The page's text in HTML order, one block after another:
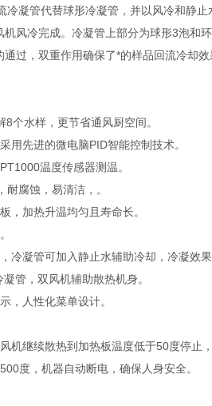
凝管代替球形冷凝管，并以风冷和静止
风冷完成。冷凝管上部分为球形3泡和
过，双重作用确保了*的样品回流冷却效
个水样，更节省通风厨空间。
用先进的微电脑PID智能控制技术。
温度传感器测温。
腐蚀，易清洁，。
，加热升温均匀且寿命长。
冷凝管可加入静止水辅助冷却，冷凝效果
管，双风机辅助散热机身。
，人性化菜单设计。
机继续散热到加热板温度低于50度停止，
度，机器自动断电，确保人身安全。